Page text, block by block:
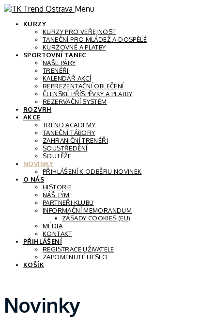
Menu
KURZY
KURZY PRO VEŘEJNOST
TANEČNÍ PRO MLÁDEŽ A DOSPĚLÉ
KURZOVNÉ A PLATBY
SPORTOVNÍ TANEC
NAŠE PÁRY
TRENÉŘI
KALENDÁŘ AKCÍ
REPREZENTAČNÍ OBLEČENÍ
ČLENSKÉ PŘÍSPĚVKY A PLATBY
REZERVAČNÍ SYSTÉM
ROZVRH
AKCE
TREND ACADEMY
TANEČNÍ TÁBORY
ZAHRANIČNÍ TRENÉŘI
SOUSTŘEDĚNÍ
SOUTĚŽE
NOVINKY
PŘIHLÁŠENÍ K ODBĚRU NOVINEK
O NÁS
HISTORIE
NÁŠ TÝM
PARTNEŘI KLUBU
INFORMAČNÍ MEMORANDUM
ZÁSADY COOKIES (EU)
MÉDIA
KONTAKT
PŘIHLÁŠENÍ
REGISTRACE UŽIVATELE
ZAPOMENUTÉ HESLO
KOŠÍK
Novinky